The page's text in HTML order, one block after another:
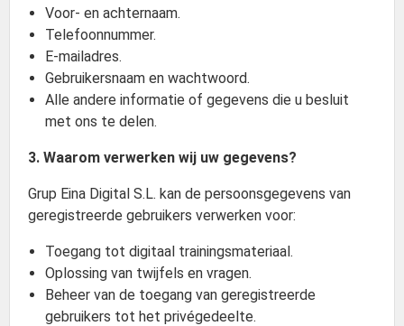
Voor- en achternaam.
Telefoonnummer.
E-mailadres.
Gebruikersnaam en wachtwoord.
Alle andere informatie of gegevens die u besluit
met ons te delen.
3. Waarom verwerken wij uw gegevens?
Grup Eina Digital S.L. kan de persoonsgegevens van
geregistreerde gebruikers verwerken voor:
Toegang tot digitaal trainingsmateriaal.
Oplossing van twijfels en vragen.
Beheer van de toegang van geregistreerde
gebruikers tot het privégedeelte.